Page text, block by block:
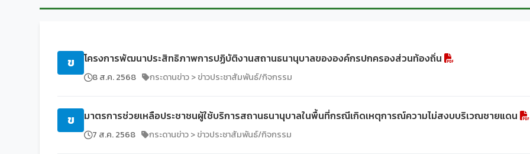
ข โครงการพัฒนาประสิทธิภาพการปฏิบัติงานสถานธนานุบาลขององค์กรปกครองส่วนท้องถิ่น
8 ส.ค. 2568 กระดานข่าว > ข่าวประชาสัมพันธ์/กิจกรรม
ข มาตรการช่วยเหลือประชาชนผู้ใช้บริการสถานธนานุบาลในพื้นที่กรณีเกิดเหตุการณ์ความไม่สงบบริเวณชายแดน
7 ส.ค. 2568 กระดานข่าว > ข่าวประชาสัมพันธ์/กิจกรรม